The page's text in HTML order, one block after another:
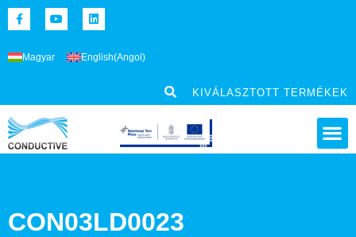
Magyar English(Angol )
KIVÁLASZTOTT TERMÉKEK
CON03LD0023